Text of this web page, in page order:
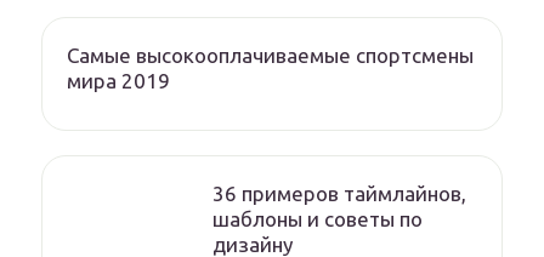
Самые высокооплачиваемые спортсмены
мира 2019
36 примеров таймлайнов,
шаблоны и советы по
дизайну